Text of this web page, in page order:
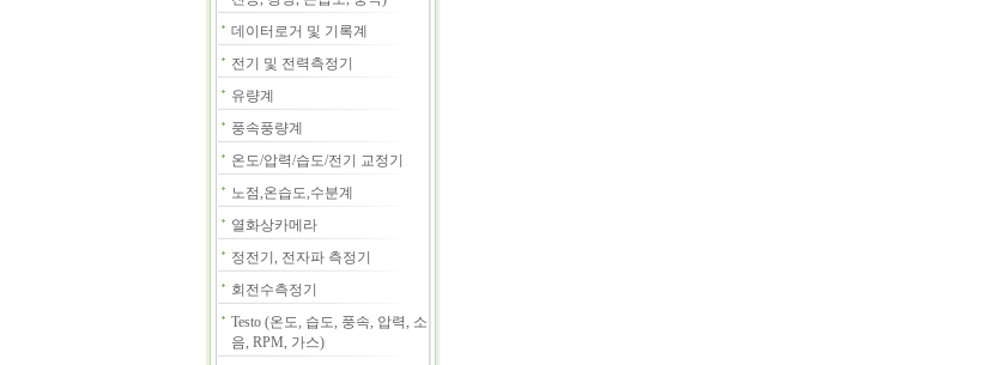
데이터로거 및 기록계
전기 및 전력측정기
유량계
풍속풍량계
온도/압력/습도/전기 교정기
노점,온습도,수분계
열화상카메라
정전기, 전자파 측정기
회전수측정기
Testo (온도, 습도, 풍속, 압력, 소
음, RPM, 가스)